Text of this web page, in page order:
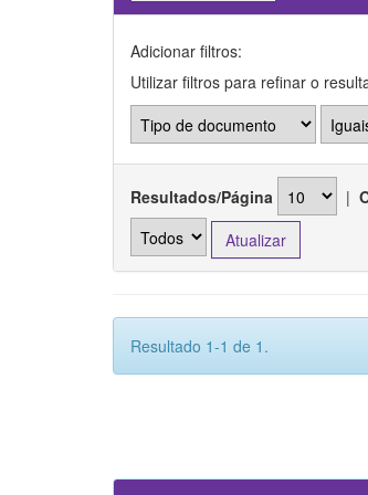
Adicionar filtros:
Utilizar filtros para refinar o
Resultados/Página |
Resultado 1-1 de 1.